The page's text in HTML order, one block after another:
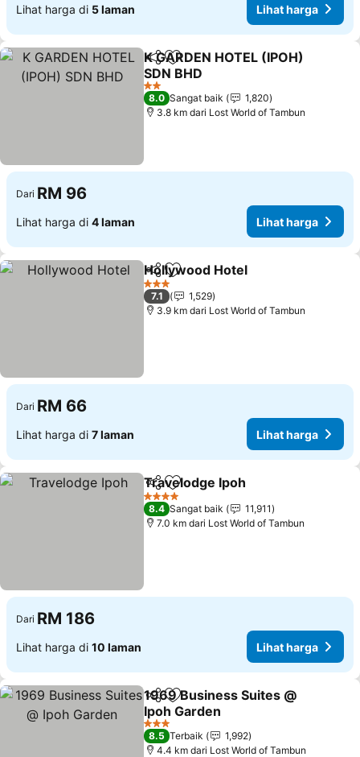
Lihat harga di 5 laman Lihat harga
KongsiTambah ke favorit
K GARDEN HOTEL (IPOH)
SDN BHD
Lihat harga
2 Bintang
8.0 Sangat baik
1,820
3.8 km dari Lost World of Tambun
Dari RM 96
Lihat harga di 4 laman Lihat harga
KongsiTambah ke favorit
Hollywood Hotel
3 Bintang
7.1
1,529
3.9 km dari Lost World of Tambun
Dari RM 66
Lihat harga di 7 laman Lihat harga
KongsiTambah ke favorit
Travelodge Ipoh
4 Bintang
8.4 Sangat baik
11,911
7.0 km dari Lost World of Tambun
Dari RM 186
Lihat harga di 10 laman Lihat harga
KongsiTambah ke favorit
1969 Business Suites @
Ipoh Garden
Lihat harga
3 Bintang
8.5 Terbaik
1,992
4.4 km dari Lost World of Tambun